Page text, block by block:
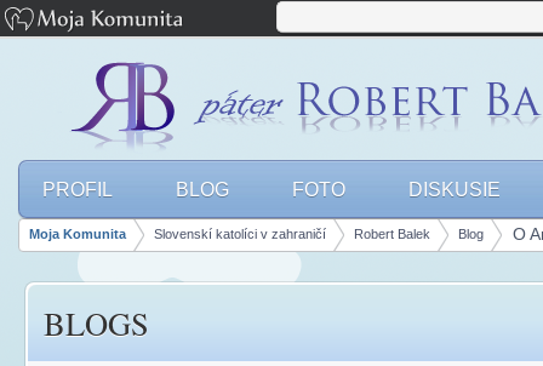
PROFIL BLOG FOTO DISKUSIE
Breadcrumbs
Moja Komunita Slovenskí katolíci v zahraničí Robert Balek Blog O
BLOGS